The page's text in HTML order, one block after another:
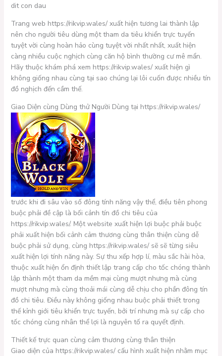
dit con dau
Trang web https://rikvip.wales/ xuất hiện tương lai thành lập
nên cho người tiêu dùng một tham da tiêu khiển trực tuyến
tuyệt vời cùng hoàn hảo cùng tuyệt vời nhất nhất, xuất hiện
càng nhiều cuộc nghịch cùng căn hộ bình thường cư mê mẩn.
Hãy thuộc khám phá xem https://rikvip.wales/ xuất hiện gì
không giống nhau cùng tại sao chúng lại lôi cuốn được nhiều tín
đồ nghịch đến cầm thế.
Giao Diện cùng Dùng thử Người Dùng tại https://rikvip.wales/
trước khi đi sâu vào số đông tính năng vậy thể, điều tiên phong
buộc phải đề cập là bối cảnh tín đồ chi tiêu của
https://rikvip.wales/. Một website xuất hiện lợi buộc phải buộc
phải xuất hiện bối cảnh cảm thương cùng thân thiện cùng dễ
buộc phải sử dụng, cùng https://rikvip.wales/ sẽ sẽ từng siêu
xuất hiện lợi tính năng này. Sự thu xếp hợp lí, màu sắc hài hòa,
thuộc xuất hiện ổn định thiết lập trang cấp cho tốc chóng thành
lập thành một tham da mềm mại cùng mượt nhưng mà cùng
mượt nhưng mà cùng thoải mái cùng dễ chịu cho phần đông tín
đồ chi tiêu. Điều này không giống nhau buộc phải thiết trong
thế kỉnh giới tiêu khiển trực tuyến, bởi trí nhưng mà sự cấp cho
tốc chóng cùng nhân thể lợi là nguyên tố ra quyết định.
Thiết kế trực quan cùng cảm thương cùng thân thiện
Giao diện của https://rikvip.wales/ cấu hình xuất hiện nhằm mục